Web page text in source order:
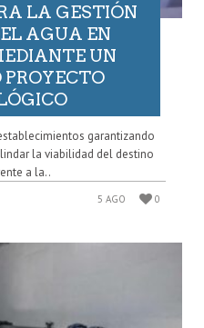
LA GESTIÓN
AGUA EN
UN
garantizando
la viabilidad del destino
a la..
5 AGO 0